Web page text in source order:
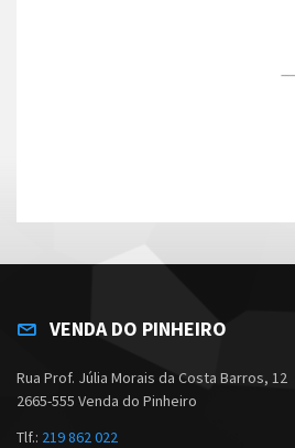
VENDA DO PINHEIRO
Rua Prof. Júlia Morais da Costa Barros, 12
2665-555 Venda do Pinheiro
Tlf.: 219 862 022